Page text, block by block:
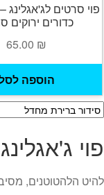
פוי סרטים לג'אגלינג
כדורים ירוקים
65.00 ₪
הוספה
פוי ג'אגלינג
להיט הלהטוטנים,